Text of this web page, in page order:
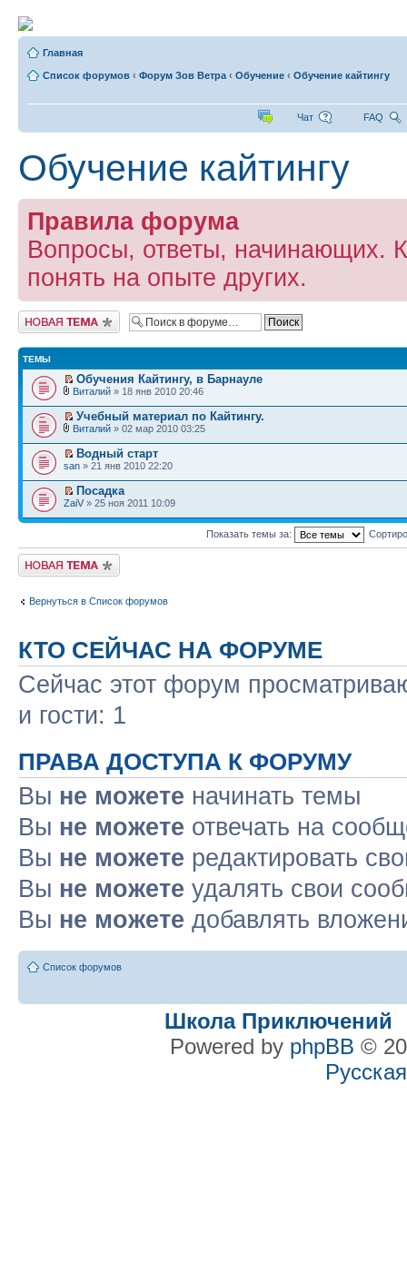
Главная
Список форумов ‹ Форум Зов Ветра ‹ Обучение ‹ Обучение кайтингу
Чат FAQ
Обучение кайтингу
Правила форума
Вопросы, ответы, начинающих.
понять на опыте других.
Начать новую тему
ТЕМЫ
Обучения Кайтингу, в Барнауле
Виталий » 18 янв 2010 20:46
Учебный материал по Кайтингу.
Виталий » 02 мар 2010 03:25
Водный старт
san » 21 янв 2010 22:20
Посадка
ZaiV » 25 ноя 2011 10:09
Показать темы за:
Начать новую тему
Вернуться в Список форумов
КТО СЕЙЧАС НА ФОРУМЕ
Сейчас этот форум
и гости: 1
ПРАВА ДОСТУПА К ФОРУМУ
Вы не можете начинать темы
Вы не можете отвечать на
Вы не можете редактировать
Вы не можете удалять свои
Вы не можете добавлять
Список форумов
Школа
Powered by phpBB ©